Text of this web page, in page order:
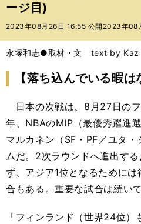
テ
ー
バ
ージ目)
2023年08月26日 16:55 公開 2023年08
永塚和志●取材・文 text by Kaz
【落ち込んでいる暇は
日本の次戦は、8月27日の
年、NBAのMIP（最優秀躍進
マルカネン（SF・PF／ユタ
ムだ。2次ラウンドへ進出す
ず、アジア1位となるために
合もある。重要な試合は続い
「フィンランド（世界24位